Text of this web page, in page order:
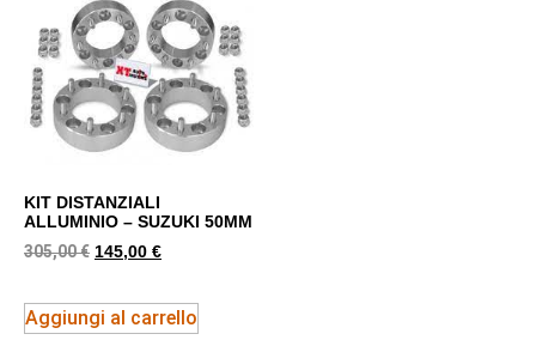
KIT DISTANZIALI
ALLUMINIO – SUZUKI 50MM
305,00€ 145,00 €
Aggiungi al carrello